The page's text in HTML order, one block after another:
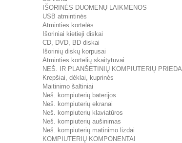
IŠORINĖS DUOMENŲ LAIKMENOS
USB atmintinės
Atminties kortelės
Išoriniai kietieji diskai
CD, DVD, BD diskai
Išorinių diskų korpusai
Atminties kortelių skaitytuvai
NEŠ. IR PLANŠETINIŲ KOMPIUTERIŲ PRIEDAI
Krepšiai, dėklai, kuprinės
Maitinimo šaltiniai
Neš. kompiuterių baterijos
Neš. kompiuterių ekranai
Neš. kompiuterių klaviatūros
Neš. kompiuterių aušinimas
Neš. kompiuterių matinimo lizdai
KOMPIUTERIŲ KOMPONENTAI